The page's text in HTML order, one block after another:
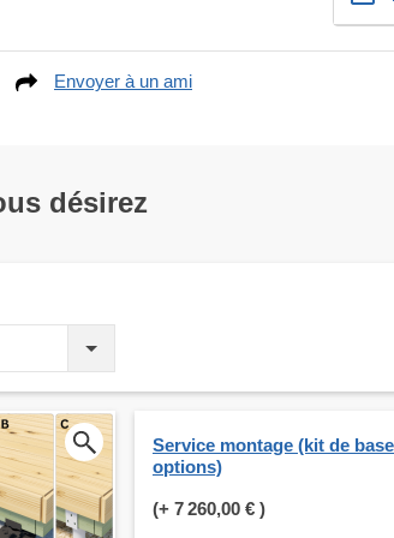
Envoyer à un ami
désirez
Service montage (kit de
options)
(+ 7 260,00 € )